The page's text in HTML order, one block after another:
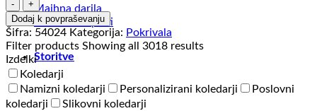
Majhna darila
Darilni kompleti
Storitve
Explode
Debbi
Organic
količina
Dodaj k povpraševanju
Šifra: 54024 Kategorija: Pokrivala
Filter products Showing all 3018 results
Izdelki
Koledarji
Namizni koledarji
Personalizirani koledarji
Poslovni
koledarji
Slikovni koledarji